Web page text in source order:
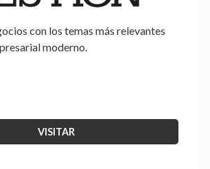
con los temas más relevantes
moderno.
VISITAR